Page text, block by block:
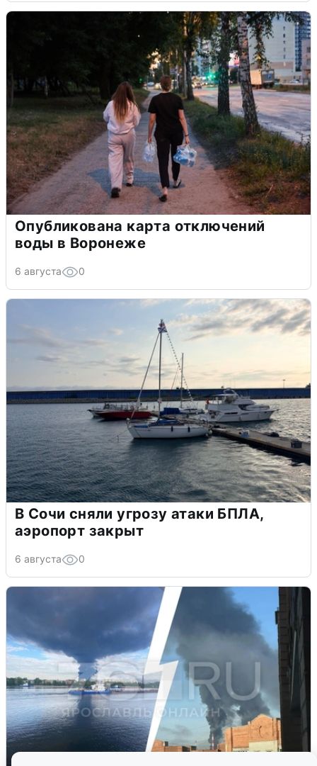
Опубликована карта отключений
воды в Воронеже
6 августа 0
В Сочи сняли угрозу атаки БПЛА,
аэропорт закрыт
6 августа 0